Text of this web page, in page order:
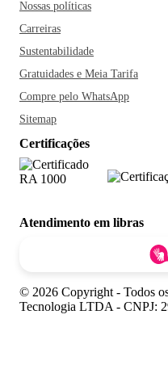
Nossas políticas
Carreiras
Sustentabilidade
Gratuidades e Meia Tarifa
Compre pelo WhatsApp
Sitemap
Certificações
Atendimento em libras
© 2026 Copyright - Todos
Tecnologia LTDA - CNPJ: